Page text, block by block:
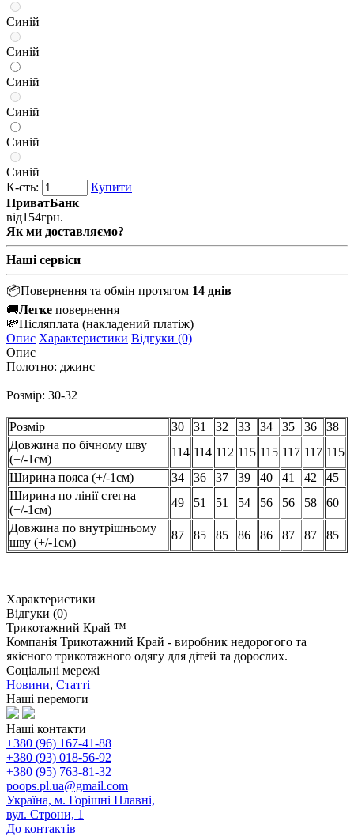
Синій
Синій
Синій
Синій
Синій
Синій
К-сть:
Купити
ПриватБанк
від154грн.
Як ми доставляємо?
Наші сервіси
📦Повернення та обмін протягом 14 днів
🚚Легке повернення
💸Післяплата (накладений платіж)
Опис Характеристики Відгуки (0)
Опис
Полотно: джинс
Розмір: 30-32
Розмір 30 31 32 33 34 35 36
38
Довжина по бічному шву
(+/-1см)
114 114 112 115 115 117 117 115
Ширина пояса (+/-1см)
34 36 37 39 40 41 42
45
Ширина по лінії стегна
(+/-1см)
49 51 51 54 56 56 58
60
Довжина по внутрішньому
шву (+/-1см)
87 85 85 86 86 87 87 85
Характеристики
Відгуки (0)
Трикотажний Край ™
Компанія Трикотажний Край - виробник недорогого та
якісного трикотажного одягу для дітей та дорослих.
Соціальні мережі
Новини, Статті
Наші перемоги
Наші контакти
+380 (96) 167-41-88
+380 (93) 018-56-92
+380 (95) 763-81-32
poops.pl.ua@gmail.com
Україна, м. Горішні Плавні,
вул. Строни, 1
До контактів